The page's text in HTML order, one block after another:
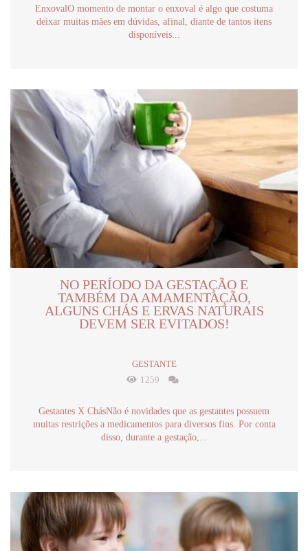
EnxovalO momento de montar o enxoval é algo que costuma
deixar muitas mães em dúvidas, afinal, diante de tantos itens
disponíveis...
NO PERÍODO DA GESTAÇÃO E
TAMBÉM DA AMAMENTAÇÃO,
ALGUNS CHÁS E ERVAS NATURAIS
DEVEM SER EVITADOS!
GESTANTE
1259
Gestantes X ChásNão é novidades que as gestantes possuem
muitas restrições a medicamentos para diversos fins. Por conta
disso, durante a gestação,...